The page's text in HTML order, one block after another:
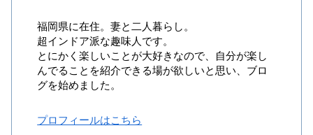
福岡県に在住。妻と二人暮らし。
超インドア派な趣味人です。
とにかく楽しいことが大好きなので、自分が楽し
んでることを紹介できる場が欲しいと思い、ブロ
グを始めました。
プロフィールはこちら